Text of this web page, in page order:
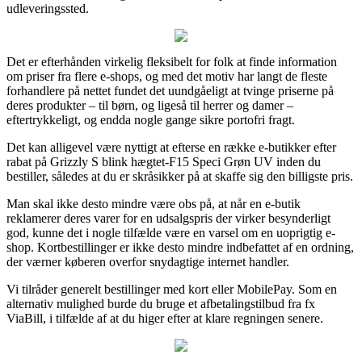
udleveringssted.
Det er efterhånden virkelig fleksibelt for folk at finde information
om priser fra flere e-shops, og med det motiv har langt de fleste
forhandlere på nettet fundet det uundgåeligt at tvinge priserne på
deres produkter – til børn, og ligeså til herrer og damer –
eftertrykkeligt, og endda nogle gange sikre portofri fragt.
Det kan alligevel være nyttigt at efterse en række e-butikker efter
rabat på Grizzly S blink hægtet-F15 Speci Grøn UV inden du
bestiller, således at du er skråsikker på at skaffe sig den billigste pris.
Man skal ikke desto mindre være obs på, at når en e-butik
reklamerer deres varer for en udsalgspris der virker besynderligt
god, kunne det i nogle tilfælde være en varsel om en uoprigtig e-
shop. Kortbestillinger er ikke desto mindre indbefattet af en ordning,
der værner køberen overfor snydagtige internet handler.
Vi tilråder generelt bestillinger med kort eller MobilePay. Som en
alternativ mulighed burde du bruge et afbetalingstilbud fra fx
ViaBill, i tilfælde af at du higer efter at klare regningen senere.